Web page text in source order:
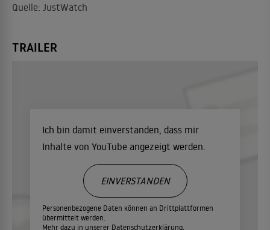
Quelle: JustWatch
TRAILER
Ich bin damit einverstanden, dass mir
Inhalte von YouTube angezeigt werden.
Personenbezogene Daten können an Drittplattformen
übermittelt werden.
Mehr dazu in unserer Datenschutzerklärung.
EINVERSTANDEN